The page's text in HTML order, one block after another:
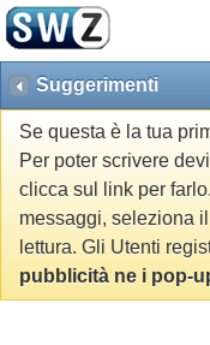
Suggerimenti
Se questa è la tua
Per poter scrivere
clicca sul link per
messaggi, seleziona
lettura. Gli Utenti
pubblicità ne i pop-